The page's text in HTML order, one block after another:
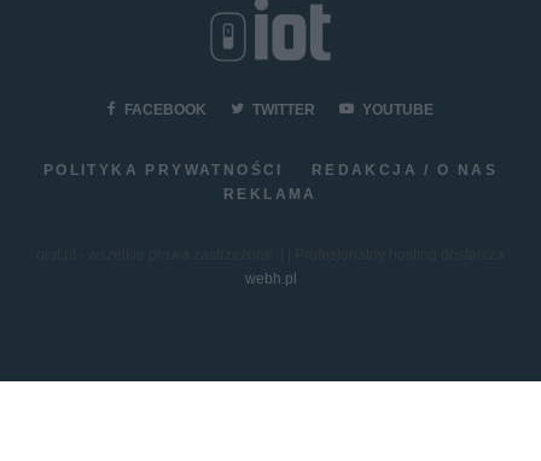
FACEBOOK TWITTER YOUTUBE
POLITYKA PRYWATNOŚCI
REDAKCJA / O NAS
REKLAMA
webh.pl